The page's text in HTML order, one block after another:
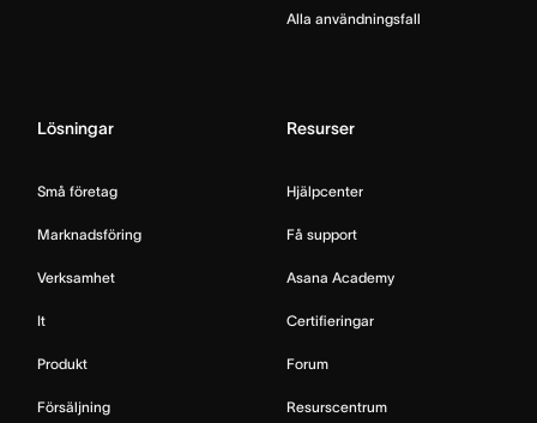
Alla användningsfall
Lösningar
Små företag
Marknadsföring
Verksamhet
It
Produkt
Försäljning
Resurser
Hjälpcenter
Få support
Asana Academy
Certifieringar
Forum
Resurscentrum